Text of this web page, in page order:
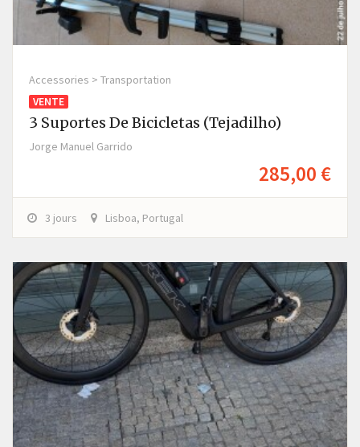
Accessories > Transportation
VENTE
3 Suportes De Bicicletas (tejadilho)
Jorge Manuel Garrido
285,00 €
3 jours Lisboa, Portugal